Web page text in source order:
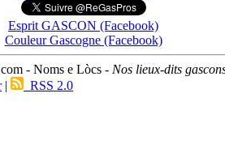
Esprit GASCON (Facebook)
Couleur Gascogne (Facebook)
- Noms e Lòcs - Nos lieux-dits
| RSS 2.0